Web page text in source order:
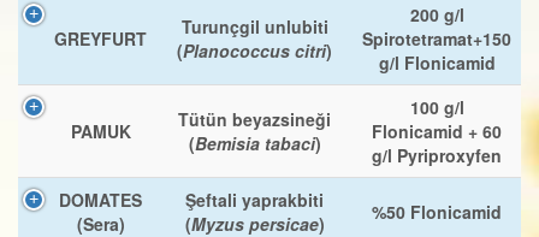
GREYFURT
Turunçgil unlubiti
(Planococcus citri)
200 g/l
Spirotetramat+150
g/l Flonicamid
PAMUK
Tütün beyazsineği
(Bemisia tabaci)
100 g/l
Flonicamid + 60
g/l Pyriproxyfen
DOMATES
(Sera)
Şeftali yaprakbiti
(Myzus persicae) %50 Flonicamid